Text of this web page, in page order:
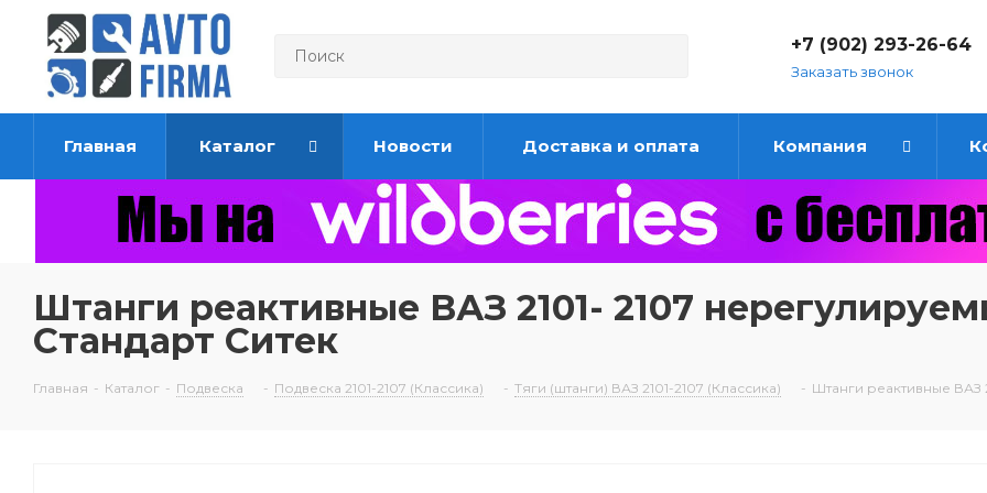
+7 (902) 293-26-64
Заказать звонок
Главная Каталог Новости Доставка и оплата Компания
Штанги реактивные ВАЗ 2101- 2107
Стандарт Ситек
Главная - Каталог - Подвеска - Подвеска 2101-2107 (Классика) - Тяги (штанги) ВАЗ 2101-2107 (Классика) - Штанги реактивные ВАЗ